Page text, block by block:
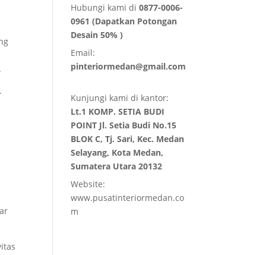
Hubungi kami di0877-0006-
0961 (Dapatkan Potongan
Desain 50% )
Email:
pinteriormedan@gmail.com
Kunjungi kami di kantor:
Lt.1 KOMP. SETIA BUDI
POINT Jl. Setia Budi No.15
BLOK C, Tj. Sari, Kec. Medan
Selayang, Kota Medan,
Sumatera Utara 20132
Website:
www.pusatinteriormedan.co
m